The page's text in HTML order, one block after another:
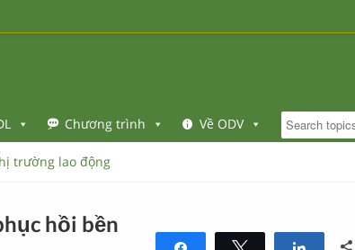
Chương trình Về ODV
trường lao động
hồi bền
Share